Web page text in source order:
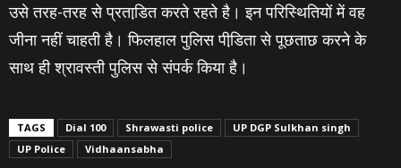
उसे तरह-तरह से प्रताडि़त करते रहते है। इन परिस्थितियों में वह
जीना नहीं चाहती है। फिलहाल पुलिस पीडि़ता से पूछताछ करने के
साथ ही श्रावस्‍ती पुलिस से संपर्क किया है।
TAGS Dial 100 Shrawasti police
UP DGP Sulkhan singh
UP Police
Vidhaansabha